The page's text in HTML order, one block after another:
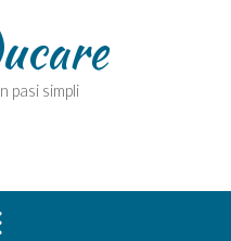
pasi simpli